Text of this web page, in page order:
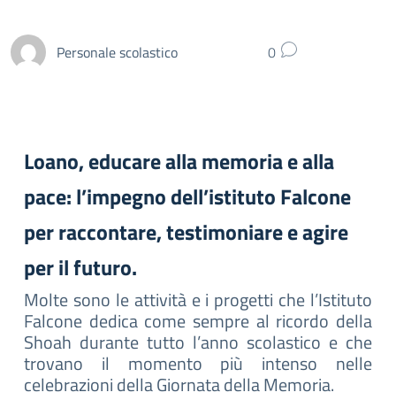
Personale scolastico 0
Loano, educare alla memoria e alla
pace: l’impegno dell’istituto Falcone
per raccontare, testimoniare e agire
per il futuro.
Molte sono le attività e i progetti che l’Istituto
Falcone dedica come sempre al ricordo della
Shoah durante tutto l’anno scolastico e che
trovano il momento più intenso nelle
celebrazioni della Giornata della Memoria.